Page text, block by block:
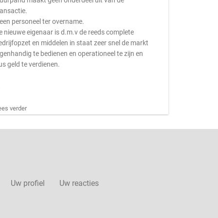
personeel ter overname.
nieuwe eigenaar is d.m.v de reeds complete
en middelen in staat zeer snel de markt
te bedienen en operationeel te zijn en
geld te verdienen.
verder
Uw profiel Uw reacties